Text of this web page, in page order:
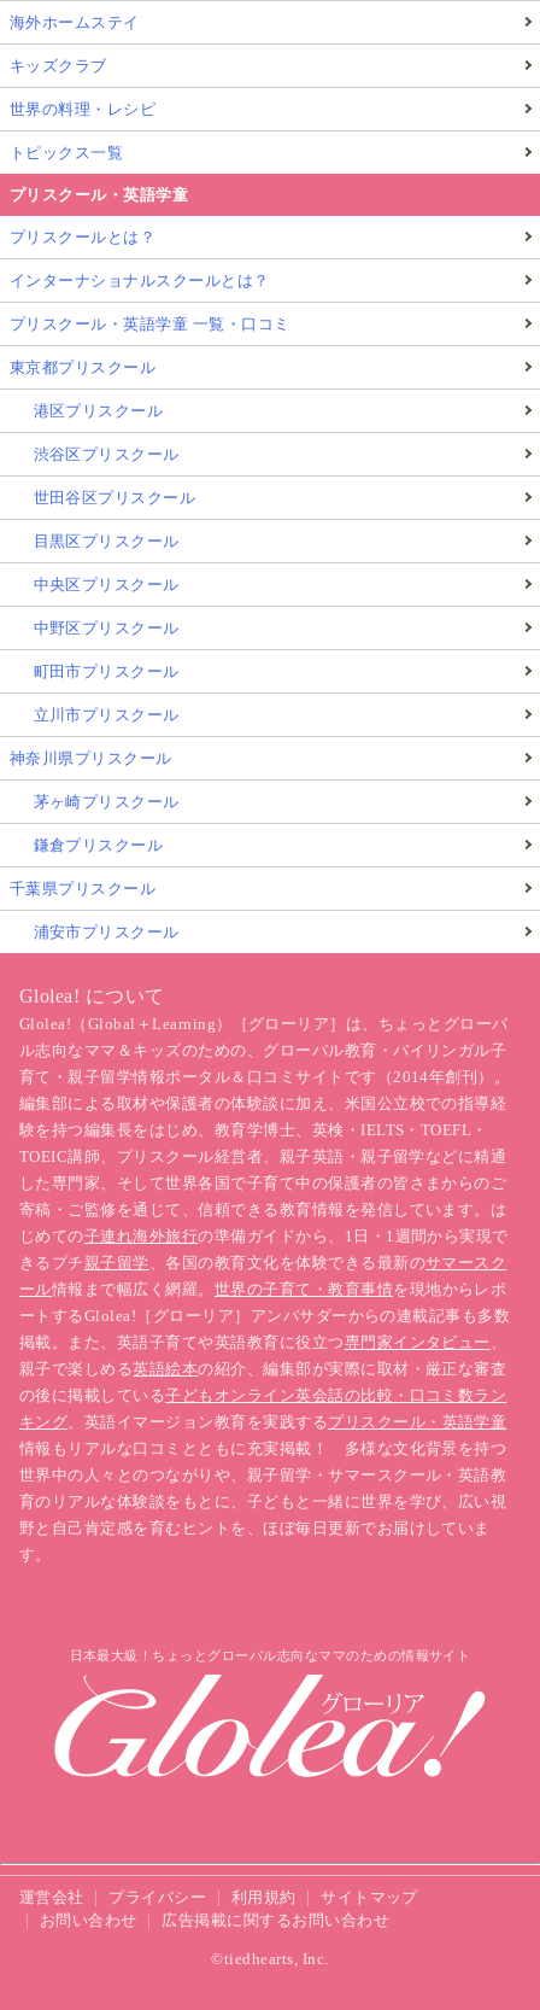
海外ホームステイ
キッズクラブ
世界の料理・レシピ
トピックス一覧
プリスクール・英語学童
プリスクールとは？
インターナショナルスクールとは？
プリスクール・英語学童 一覧・口コミ
東京都プリスクール
港区プリスクール
渋谷区プリスクール
世田谷区プリスクール
目黒区プリスクール
中央区プリスクール
中野区プリスクール
町田市プリスクール
立川市プリスクール
神奈川県プリスクール
茅ヶ崎プリスクール
鎌倉プリスクール
千葉県プリスクール
浦安市プリスクール
Glolea! について
Glolea!（Global＋Learning）［グローリア］は、ちょっとグローバ
ル志向なママ＆キッズのための、グローバル教育・バイリンガル子
育て・親子留学情報ポータル＆口コミサイトです（2014年創刊）。
編集部による取材や保護者の体験談に加え、米国公立校での指導経
験を持つ編集長をはじめ、教育学博士、英検・IELTS・TOEFL・
TOEIC講師、プリスクール経営者、親子英語・親子留学などに精通
した専門家、そして世界各国で子育て中の保護者の皆さまからのご
寄稿・ご監修を通じて、信頼できる教育情報を発信しています。は
じめての子連れ海外旅行の準備ガイドから、1日・1週間から実現で
きるプチ 親子留学 、各国の教育文化を体験できる最新のサマースク
ール情報まで幅広く網羅。 世界の子育て・教育事情を現地からレポ
ートするGlolea!［グローリア］アンバサダーからの連載記事も多数
掲載。また、英語子育てや英語教育に役立つ専門家インタビュー
親子で楽しめる英語絵本の紹介、編集部が実際に取材・厳正な審査
の後に掲載している子どもオンライン英会話の比較・口コミ数ラン
キング 、英語イマージョン教育を実践するプリスクール・英語学童
情報もリアルな口コミとともに充実掲載！ 多様な文化背景を持つ
世界中の人々とのつながりや、親子留学・サマースクール・英語教
育のリアルな体験談をもとに、子どもと一緒に世界を学び、広い視
野と自己肯定感を育むヒントを、ほぼ毎日更新でお届けしていま
す。
日本最大級！ちょっとグローバル志向なママのための情報サイト
運営会社 プライバシー 利用規約
サイトマップ
お問い合わせ
広告掲載に関するお問い合わせ
©tiedhearts, Inc.